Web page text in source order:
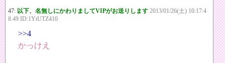
47: 以下、名無しにかわりましてVIPがお送りします 2013/01/26(土) 10:17:4
8.49 ID:1YtUTZ410
>>4
かっけえ